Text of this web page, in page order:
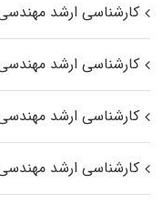
کارشناسی ارشد مهندسی
کارشناسی ارشد
کارشناسی ارشد
کارشناسی ارشد